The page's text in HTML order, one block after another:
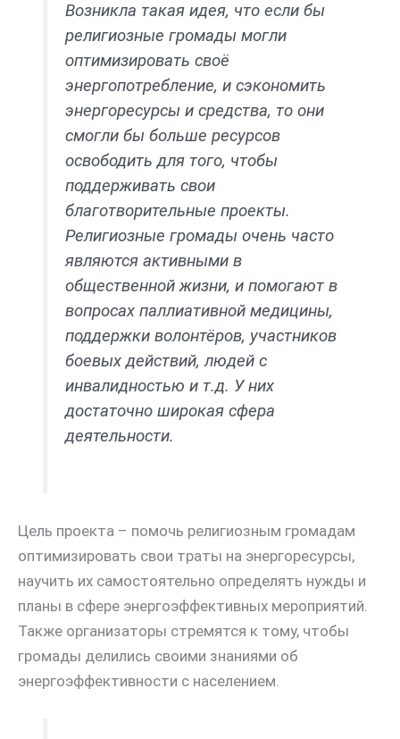
Возникла такая идея, что если бы
религиозные громады могли
оптимизировать своё
энергопотребление, и сэкономить
энергоресурсы и средства, то они
смогли бы больше ресурсов
освободить для того, чтобы
поддерживать свои
благотворительные проекты.
Религиозные громады очень часто
являются активными в
общественной жизни, и помогают в
вопросах паллиативной медицины,
поддержки волонтёров, участников
боевых действий, людей с
инвалидностью и т.д. У них
достаточно широкая сфера
деятельности.
Цель проекта – помочь религиозным громадам
оптимизировать свои траты на энергоресурсы,
научить их самостоятельно определять нужды и
планы в сфере энергоэффективных мероприятий.
Также организаторы стремятся к тому, чтобы
громады делились своими знаниями об
энергоэффективности с населением.